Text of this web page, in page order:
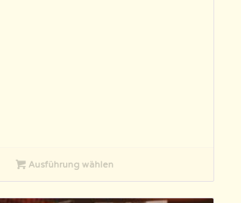
Ausführung wählen